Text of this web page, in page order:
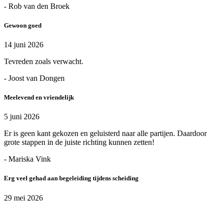
- Rob van den Broek
Gewoon goed
14 juni 2026
Tevreden zoals verwacht.
- Joost van Dongen
Meelevend en vriendelijk
5 juni 2026
Er is geen kant gekozen en geluisterd naar alle partijen. Daardoor
grote stappen in de juiste richting kunnen zetten!
- Mariska Vink
Erg veel gehad aan begeleiding tijdens scheiding
29 mei 2026